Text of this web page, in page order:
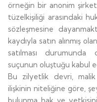
örneğin bir anonim
tüzelkişiliği arasındaki
sözleşmesine
kaydıyla satın alınmış
satılması
suçunun oluştuğu kabul
Bu zilyetlik devri,
ilişkinin niteliğine göre,